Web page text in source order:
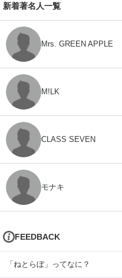
新着著名人一覧
Mrs. GREEN APPLE
M!LK
CLASS SEVEN
モナキ
FEEDBACK
「ねとらぼ」ってなに？